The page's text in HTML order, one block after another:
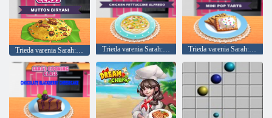
Trieda varenia Sarah: Chicken Fettuccine Alfredo Trieda varenia Sarah: Populárne mini tartlets